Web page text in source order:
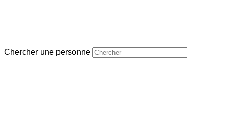
Chercher une personne